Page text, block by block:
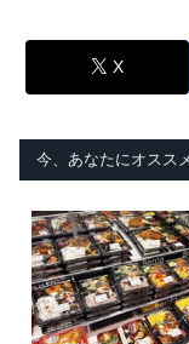
X
今、あなたにオスス